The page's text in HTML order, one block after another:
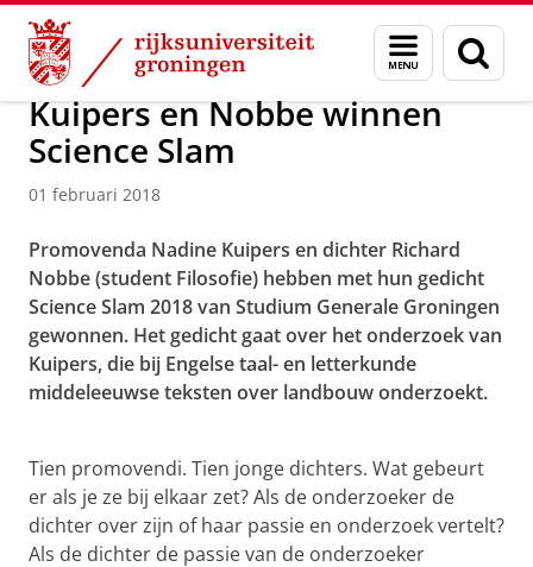
Skip
Content
Skip
Navigation
Menu
en
zoeken
Over ons Actueel Nieuws Nieuwsberichten
Kuipers en Nobbe winnen
Science Slam
01 februari 2018
Promovenda Nadine Kuipers en dichter Richard
Nobbe (student Filosofie) hebben met hun gedicht
Science Slam 2018 van Studium Generale Groningen
gewonnen. Het gedicht gaat over het onderzoek van
Kuipers, die bij Engelse taal- en letterkunde
middeleeuwse teksten over landbouw onderzoekt.
Tien promovendi. Tien jonge dichters. Wat gebeurt
er als je ze bij elkaar zet? Als de onderzoeker de
dichter over zijn of haar passie en onderzoek vertelt?
Als de dichter de passie van de onderzoeker